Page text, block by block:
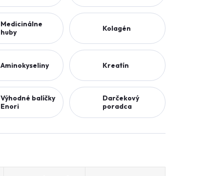
Medicinálne
huby
Kolagén
Aminokyseliny Kreatín
Výhodné balíčky
Enori
Darčekový
poradca